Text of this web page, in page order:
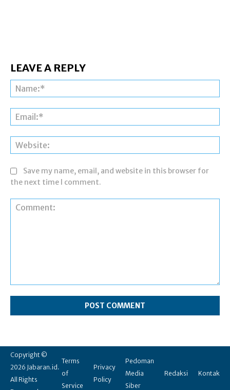
LEAVE A REPLY
Save my name, email, and website in this browser for
the next time I comment.
Copyright ©
2026 Jabaran.id.
All Rights
Terms
of
Service
Privacy
Policy
Pedoman
Media
Siber
Redaksi Kontak